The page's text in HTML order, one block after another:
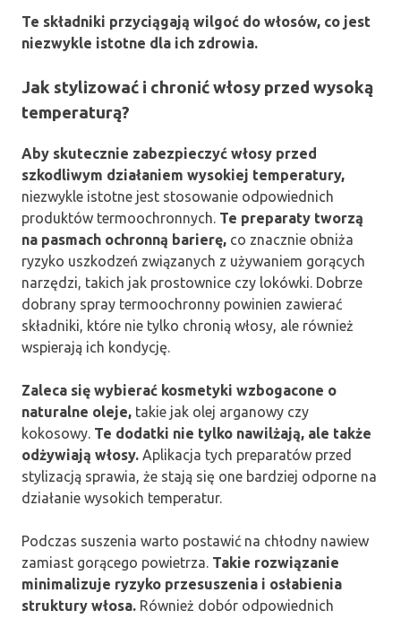
Te składniki przyciągają wilgoć do włosów, co jest
niezwykle istotne dla ich zdrowia.
Jak stylizować i chronić włosy przed wysoką
temperaturą?
Aby skutecznie zabezpieczyć włosy przed
szkodliwym działaniem wysokiej temperatury,
niezwykle istotne jest stosowanie odpowiednich
produktów termoochronnych. Te preparaty tworzą
na pasmach ochronną barierę, co znacznie obniża
ryzyko uszkodzeń związanych z używaniem gorących
narzędzi, takich jak prostownice czy lokówki. Dobrze
dobrany spray termoochronny powinien zawierać
składniki, które nie tylko chronią włosy, ale również
wspierają ich kondycję.
Zaleca się wybierać kosmetyki wzbogacone o
naturalne oleje, takie jak olej arganowy czy
kokosowy. Te dodatki nie tylko nawilżają, ale także
odżywiają włosy. Aplikacja tych preparatów przed
stylizacją sprawia, że stają się one bardziej odporne na
działanie wysokich temperatur.
Podczas suszenia warto postawić na chłodny nawiew
zamiast gorącego powietrza. Takie rozwiązanie
minimalizuje ryzyko przesuszenia i osłabienia
struktury włosa. Również dobór odpowiednich